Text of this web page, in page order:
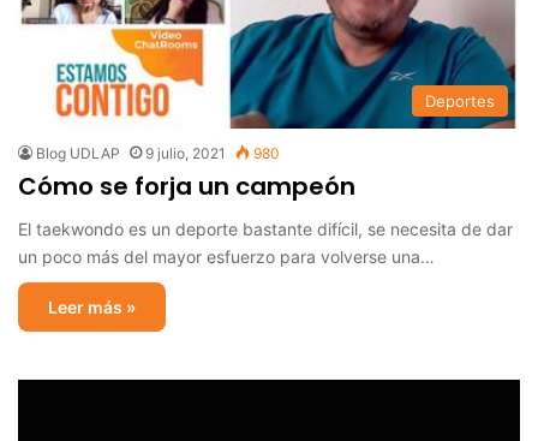
Deportes
Blog UDLAP 9 julio, 2021 980
Cómo se forja un campeón
El taekwondo es un deporte bastante difícil, se necesita de dar
un poco más del mayor esfuerzo para volverse una…
Leer más »